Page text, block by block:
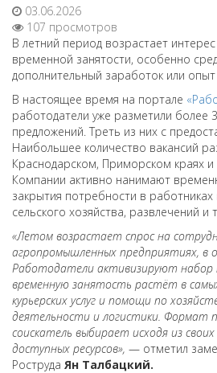
03.06.2026
107 просмотров
В летний период возрастает интерес
временной занятости, особенно
дополнительный заработок или
В настоящее время на портале
работодатели уже разметили более
предложений. Треть из них с
Наибольшее количество вакансий
Краснодарском, Приморском краях
Компании активно нанимают
закрытия потребности в
сельского хозяйства, развлечений и
«Летом возрастает спрос на
агропромышленных предприятиях, в
Работодатели активизируют набор
временную занятость растёт в
курьерских услуг и помощи по
деятельности и логистики. Формат
соискатель выбирает исходя из
доступных ресурсов», — отметил
Роструда Ян Талбацкий.